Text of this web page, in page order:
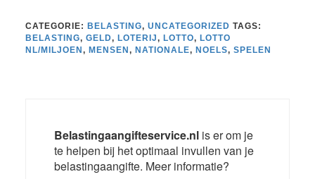
CATEGORIE: BELASTING, UNCATEGORIZED TAGS:
BELASTING, GELD, LOTERIJ, LOTTO, LOTTO
NL/MILJOEN, MENSEN, NATIONALE, NOELS, SPELEN
Belastingaangifteservice.nlis er om je
te helpen bij het optimaal invullen van je
belastingaangifte. Meer informatie?